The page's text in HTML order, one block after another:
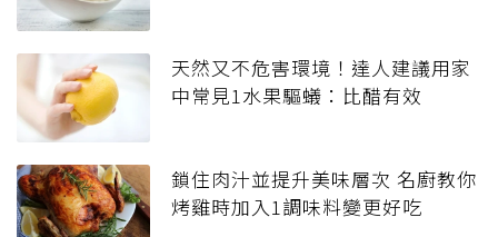
天然又不危害環境！達人建議用家
中常見1水果驅蟻：比醋有效
鎖住肉汁並提升美味層次 名廚教你
烤雞時加入1調味料變更好吃